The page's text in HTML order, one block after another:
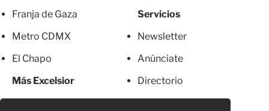
Franja de Gaza
Metro CDMX
El Chapo
Más Excelsior
Servicios
Newsletter
Anúnciate
Directorio